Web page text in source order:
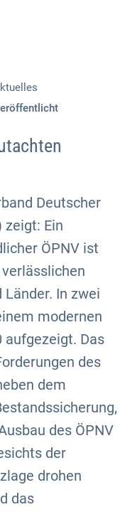
Deutscher
zeigt: Ein
ÖPNV ist
Länder. In zwei
modernen
aufgezeigt. Das
des
dem
des ÖPNV
der
drohen
das